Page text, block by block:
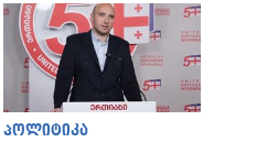
პოლიტიკა